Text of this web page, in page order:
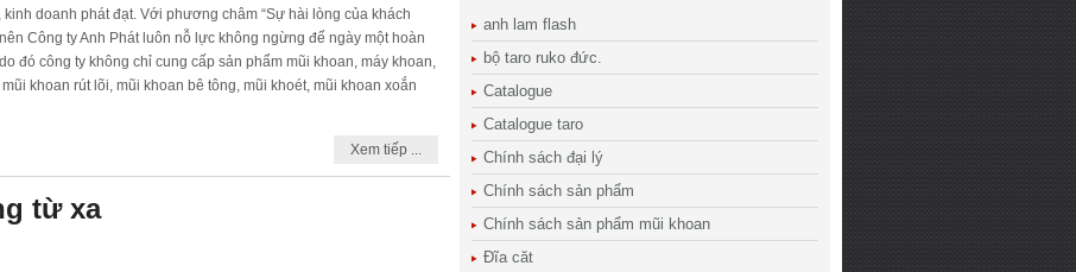
doanh phát đạt. Với phương châm “Sự hài lòng của khách
Công ty Anh Phát luôn nỗ lực không ngừng để ngày một hoàn
đó công ty không chỉ cung cấp sản phẩm mũi khoan, máy khoan,
khoan rút lõi, mũi khoan bê tông, mũi khoét, mũi khoan xoắn
Xem tiếp ...
từ xa
anh lam flash
bộ taro ruko đức.
Catalogue
Catalogue taro
Chính sách đại lý
Chính sách sản phẩm
Chính sách sản phẩm mũi khoan
Đĩa căt